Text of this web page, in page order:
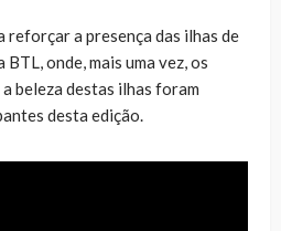
reforçar a presença das ilhas de
onde, mais uma vez, os
beleza destas ilhas foram
desta edição.